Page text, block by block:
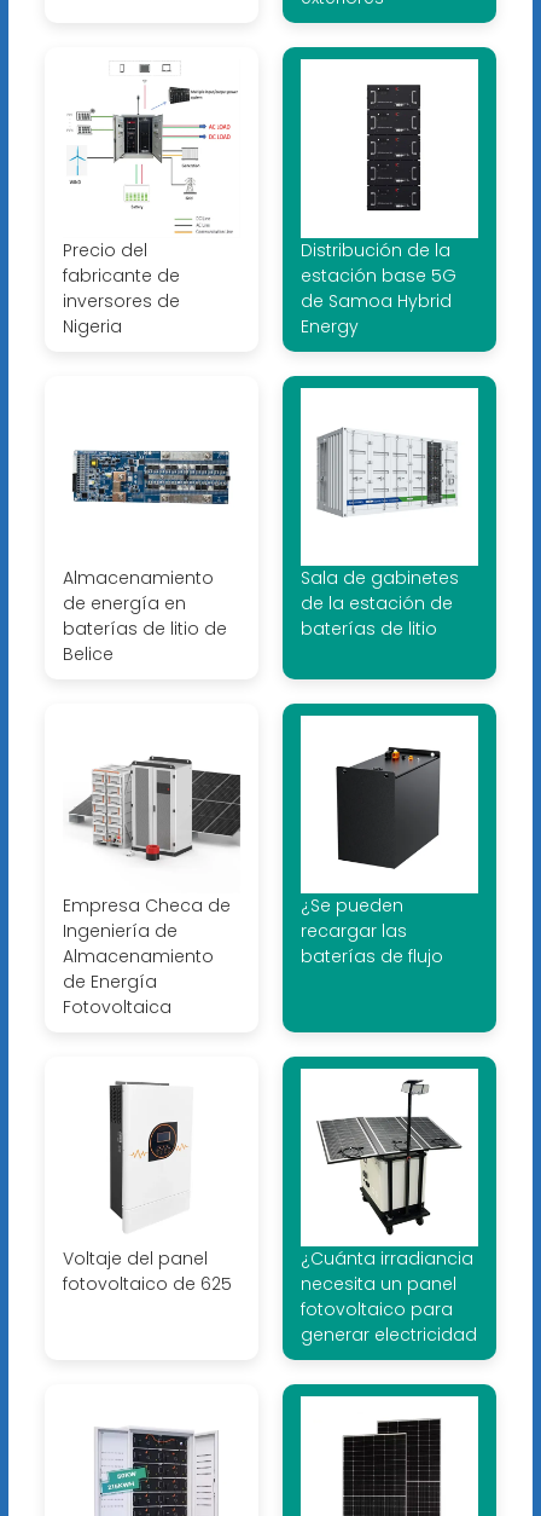
Precio del
fabricante de
inversores de
Nigeria
Distribución de la
estación base 5G
de Samoa Hybrid
Energy
Almacenamiento
de energía en
baterías de litio de
Belice
Sala de gabinetes
de la estación de
baterías de litio
Empresa Checa de
Ingeniería de
Almacenamiento
de Energía
Fotovoltaica
¿Se pueden
recargar las
baterías de flujo
Voltaje del panel
fotovoltaico de 625
¿Cuánta irradiancia
necesita un panel
fotovoltaico para
generar electricidad